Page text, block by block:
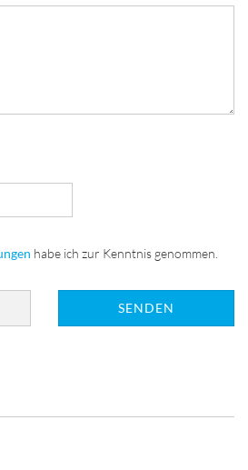
habe ich zur Kenntnis genommen.
SENDEN